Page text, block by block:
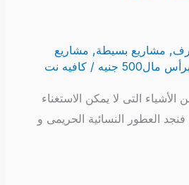
, مشاريع بسيطة, مشاريع
جنيه /كافيه نت
الأشياء التى لا يمكن الاستغناء
العطور النسائية الحريمى و